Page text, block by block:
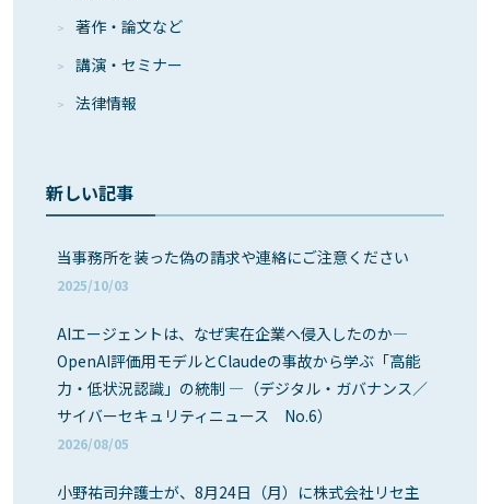
著作・論⽂など
講演・セミナー
法律情報
新しい記事
当事務所を装った偽の請求や連絡にご注意ください
2025/10/03
AIエージェントは、なぜ実在企業へ侵入したのか―
OpenAI評価用モデルとClaudeの事故から学ぶ「高能
力・低状況認識」の統制 ―（デジタル・ガバナンス／
サイバーセキュリティニュース No.6）
2026/08/05
小野祐司弁護士が、8月24日（月）に株式会社リセ主